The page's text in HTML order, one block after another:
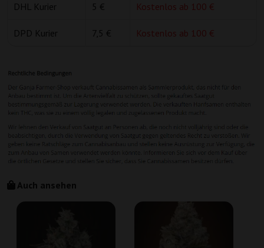
DHL Kurier 5 € Kostenlos ab 100 €
DPD Kurier 7,5 € Kostenlos ab 100 €
Auch ansehen